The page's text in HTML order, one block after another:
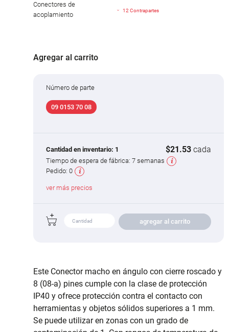
Conectores de
acoplamiento
12 Contrapartes
Agregar al carrito
Número de parte
09 0153 70 08
Cantidad en inventario: 1 $21.53 cada
Tiempo de espera de fábrica: 7 semanas
Pedido: 0
ver más precios
agregar al carrito
Este Conector macho en ángulo con cierre roscado y
8 (08-a) pines cumple con la clase de protección
IP40 y ofrece protección contra el contacto con
herramientas y objetos sólidos superiores a 1 mm.
Se puede utilizar en zonas con un grado de